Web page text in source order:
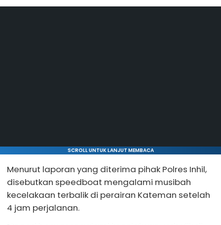
SCROLL UNTUK LANJUT MEMBACA
Menurut laporan yang diterima pihak Polres Inhil,
disebutkan speedboat mengalami musibah
kecelakaan terbalik di perairan Kateman setelah
4 jam perjalanan.